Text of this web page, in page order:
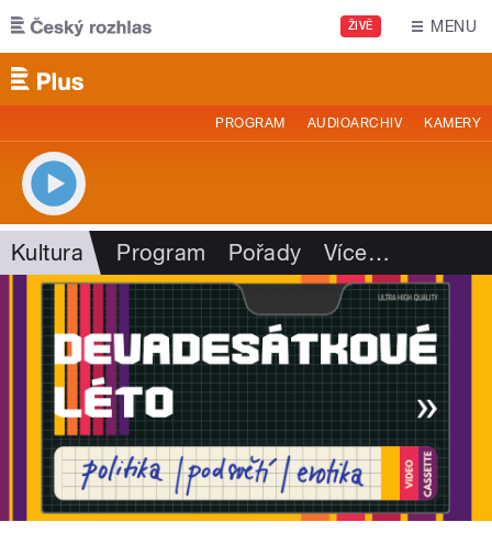
Přejít k hlavnímu obsahu
ŽIVĚ MENU
PROGRAM AUDIOARCHIV KAMERY
Kultura Program Pořady Více…